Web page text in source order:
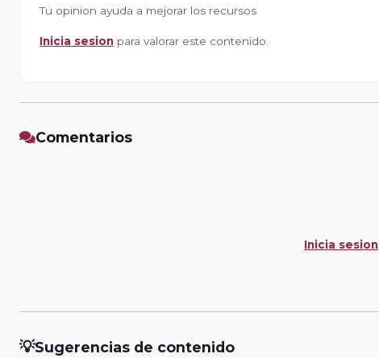
Tu opinion ayuda a mejorar los recursos
Inicia sesion para valorar este contenido.
Comentarios
Inicia sesion
💡Sugerencias de contenido